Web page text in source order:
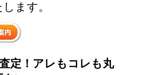
にてスタッフにご来店時間
ます。